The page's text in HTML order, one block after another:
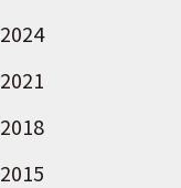
2024
2021
2018
2015